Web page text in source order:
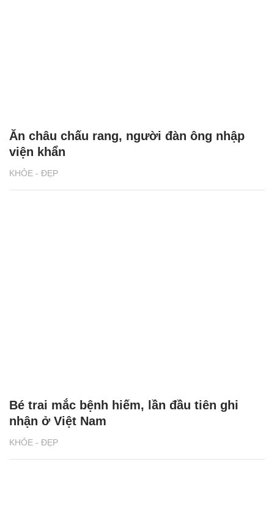
KHỎE - ĐẸP
Ăn châu chấu rang, người đàn ông nhập
viện khẩn
KHỎE - ĐẸP
Bé trai mắc bệnh hiếm, lần đầu tiên ghi
nhận ở Việt Nam